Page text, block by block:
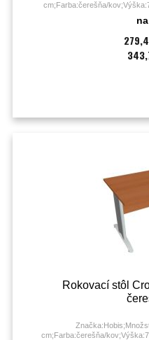
cm;Farba:čerešňa/
Rokovací stôl
cm;Farba:čerešňa/